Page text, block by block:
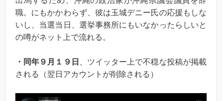
職。にもかかわらず、彼は玉城デニー氏の応援もしな
いし、当選当日、選挙事務所にもいなかったらしいと
の噂がネット上で流れる。
・同年９月１９日
、ツイッター上で不穏な投稿が掲載
される（翌日アカウントが削除される）